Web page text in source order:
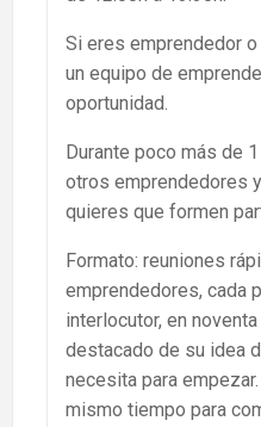
Si eres emprendedor
un equipo de
oportunidad.
Durante poco más de
otros emprendedores
quieres que formen
Formato: reuniones
emprendedores, cada
interlocutor, en
destacado de su idea
necesita para
mismo tiempo para